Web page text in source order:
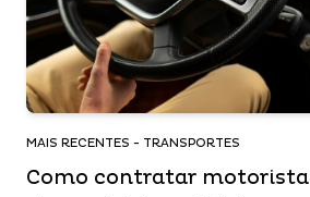
MAIS RECENTES - TRANSPORTES
Como contratar motorista